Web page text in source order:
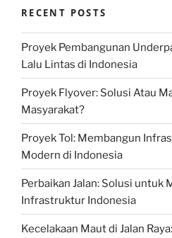
RECENT POSTS
Proyek Pembangunan
Lalu Lintas di Indonesia
Proyek Flyover: Solusi Atau
Masyarakat?
Proyek Tol: Membangun
Modern di Indonesia
Perbaikan Jalan: Solusi untuk
Infrastruktur Indonesia
Kecelakaan Maut di Jalan